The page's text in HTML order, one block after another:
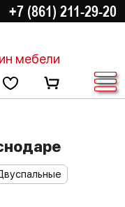
+7 (861) 211-29-20
мебели